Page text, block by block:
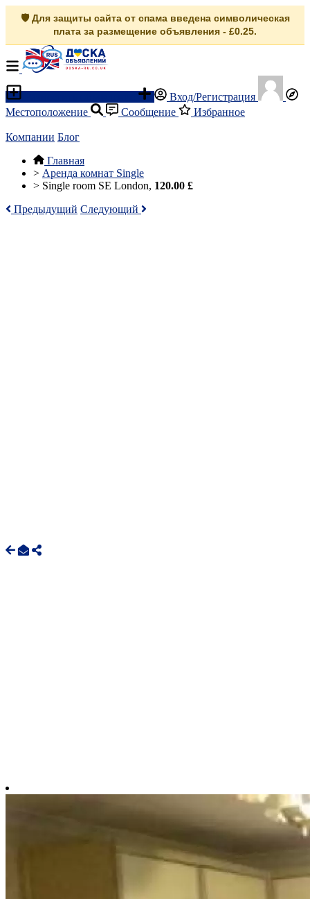
🛡️ Для защиты сайта от спама введена символическая
плата за размещение объявления - £0.25.
Вход/Регистрация
Местоположение
Сообщение Избранное
Компании Блог
Главная
> Аренда комнат Single
> Single room SE London, 120.00 £
Предыдущий Следующий